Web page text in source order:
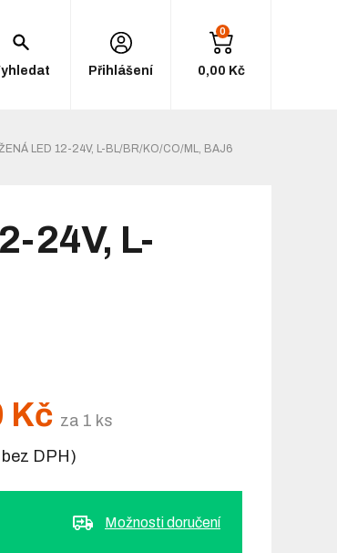
Přihlášení
0
0,00 Kč
LED 12-24V, L-BL/BR/KO/CO/ML, BAJ6
24V, L-
Kč za 1 ks
bez DPH)
Možnosti doručení